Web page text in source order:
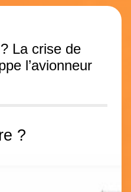
La crise de
l’avionneur
?